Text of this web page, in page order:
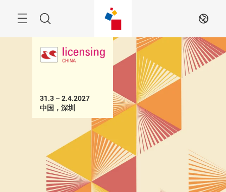
索
ZH
31.3 – 2.4.2027
中国，深圳